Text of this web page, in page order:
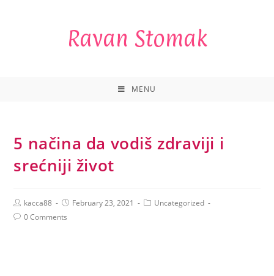
Ravan Stomak
MENU
5 načina da vodiš zdraviji i
srećniji život
kacca88 February 23, 2021
Uncategorized
0 Comments